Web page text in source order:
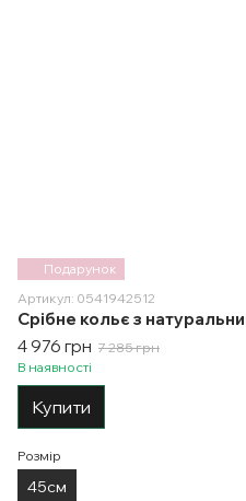
Подарунок
Артикул: 0541942512
Срібне кольє з
4 976 грн 7 285 грн
В наявності
Купити
Розмір
45см